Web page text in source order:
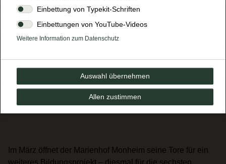
Einbettung von Typekit-Schriften
Einbettungen von YouTube-Videos
Weitere Information zum Datenschutz
Auswahl übernehmen
Allen zustimmen
UNTERRICHT ERLEBBAR
MACHEN
Bildungsprojekt für die sechste Klasse des
Otto-Hahn-Gymnasiums
Im März öffnet der Marienhof Monheim seine Tore für ein
weiteres Bildungsprojekt – diesmal für die sechsten